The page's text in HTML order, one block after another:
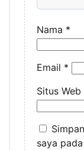
Nama *
Email *
Situs Web
saya